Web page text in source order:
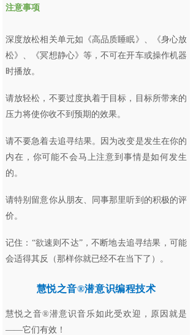
注意事项
深度放松相关单元如《高品质睡眠》、《身心放
松》、《冥想静心》等，不可在开车或操作机器
时播放。
请放轻松，不要过度执着于目标，目标所带来的
压力将使你收不到预期的效果。
请不要急着去追寻结果。因为改变是发生在你的
内在，你可能不会马上注意到事情是如何发生
的。
请特别留意你从朋友、同事那里听到的积极的评
价。
记住：“欲速则不达”，不断地去追寻结果，可能
会适得其反（那样你就已经不在当下了）。
慧悦之音®潜意识编程技术
慧悦之音®潜意识音乐如此受欢迎，原因就是
——它们有效！